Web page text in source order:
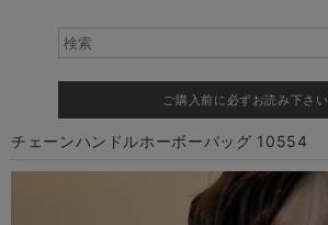
ご購入前に必ずお読み下さい
チェーンハンドルホーボーバッグ 10554